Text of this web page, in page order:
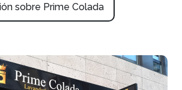
sobre Prime Colada